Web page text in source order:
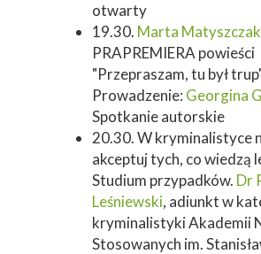
otwarty
19.30. Marta Matyszczak
PRAPREMIERA powieści
"Przepraszam, tu był
Prowadzenie: Georgina
Spotkanie autorskie
20.30. W kryminalistyce
akceptuj tych, co wiedzą
Studium przypadków. Dr
Leśniewski, adiunkt w
kryminalistyki Akademii
Stosowanych im.